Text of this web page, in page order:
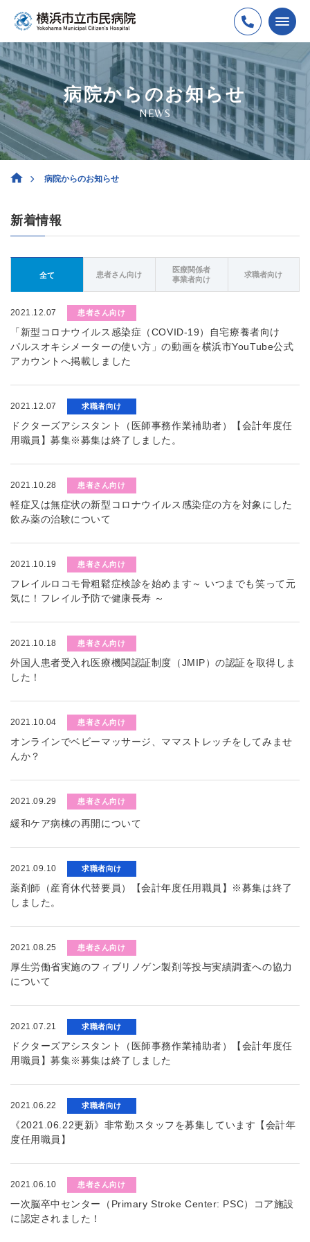
病院からのお知らせ
NEWS
病院からのお知らせ
新着情報
全て 患者さん向け
医療関係者
事業者向け
求職者向け
2021.12.07 患者さん向け
「新型コロナウイルス感染症（COVID-19）自宅療養者向け
パルスオキシメーターの使い方」の動画を横浜市YouTube公式
アカウントへ掲載しました
2021.12.07 求職者向け
ドクターズアシスタント（医師事務作業補助者）【会計年度任
用職員】募集※募集は終了しました。
2021.10.28 患者さん向け
軽症又は無症状の新型コロナウイルス感染症の方を対象にした
飲み薬の治験について
2021.10.19 患者さん向け
フレイルロコモ骨粗鬆症検診を始めます～ いつまでも笑って元
気に！フレイル予防で健康長寿 ～
2021.10.18 患者さん向け
外国人患者受入れ医療機関認証制度（JMIP）の認証を取得しま
した！
2021.10.04 患者さん向け
オンラインでベビーマッサージ、ママストレッチをしてみませ
んか？
2021.09.29 患者さん向け
緩和ケア病棟の再開について
2021.09.10 求職者向け
薬剤師（産育休代替要員）【会計年度任用職員】※募集は終了
しました。
2021.08.25 患者さん向け
厚生労働省実施のフィブリノゲン製剤等投与実績調査への協力
について
2021.07.21 求職者向け
ドクターズアシスタント（医師事務作業補助者）【会計年度任
用職員】募集※募集は終了しました
2021.06.22 求職者向け
《2021.06.22更新》非常勤スタッフを募集しています【会計年
度任用職員】
2021.06.10 患者さん向け
一次脳卒中センター（Primary Stroke Center: PSC）コア施設
に認定されました！